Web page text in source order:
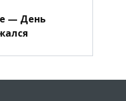
— День